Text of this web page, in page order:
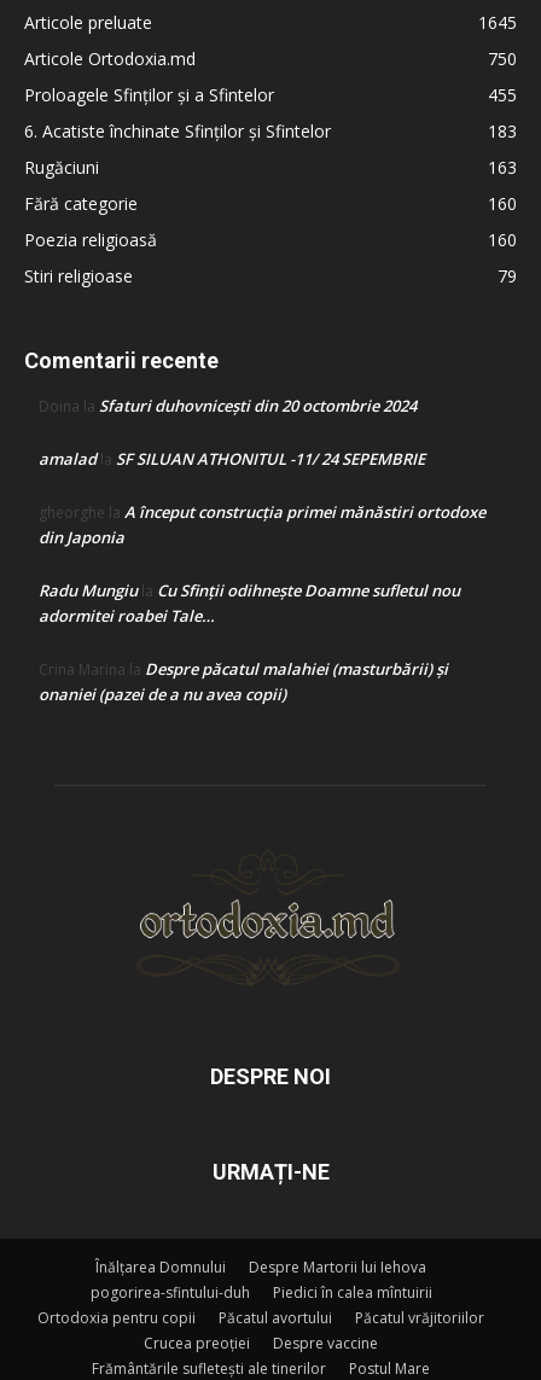
Articole preluate
1645
Articole Ortodoxia.md
750
Proloagele Sfinților și a Sfintelor
455
6. Acatiste închinate Sfinților și Sfintelor
183
Rugăciuni
163
Fără categorie
160
Poezia religioasă
160
Stiri religioase
79
Comentarii recente
Doina la Sfaturi duhovnicești din 20 octombrie 2024
amaladla SF SILUAN ATHONITUL -11/ 24 SEPEMBRIE
gheorghe la A început construcţia primei mănăstiri ortodoxe
din Japonia
Radu Mungiula Cu Sfinții odihnește Doamne sufletul nou
adormitei roabei Tale…
Crina Marina la Despre păcatul malahiei (masturbării) şi
onaniei (pazei de a nu avea copii)
DESPRE NOI
URMAȚI-NE
Înălțarea Domnului
Despre Martorii lui Iehova
pogorirea-sfintului-duh
Piedici în calea mîntuirii
Ortodoxia pentru copii
Păcatul avortului
Păcatul vrăjitoriilor
Crucea preoției
Despre vaccine
Frământările sufletești ale tinerilor
Postul Mare